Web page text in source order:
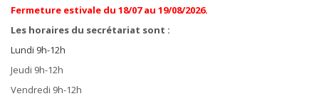
Fermeture estivale du 18/07 au 19/08/2026.
Les horaires du secrétariat sont :
Lundi 9h-12h
Jeudi 9h-12h
Vendredi 9h-12h